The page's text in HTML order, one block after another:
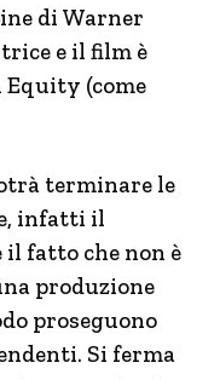
di Warner
e il film è
(come
terminare le
infatti il
il fatto che non è
produzione
proseguono
Si ferma